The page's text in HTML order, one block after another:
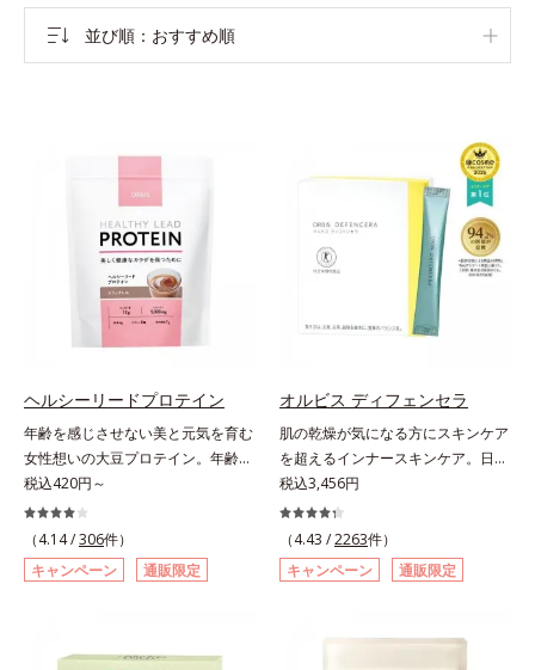
並び順 おすすめ順
ヘルシーリードプロテイン
年齢を感じさせない美と元気を育む
女性想いの大豆プロテイン。年齢を
感じさせない美と元気を育む、女性
想いの大豆プロテインです。1杯で
不足しがちなたんぱく質を補えま
す。大人女性の食習慣に基づき質と
量を考え、更年世代の女性に人気の
採用しました。吸収が穏やかで、腹
税込420円～
（4.14 /306件）
キャンペーン
通販限定
オルビス ディフェンセラ
肌の乾燥が気になる方にスキンケア
を超えるインナースキンケア。日本
初(*1)“肌にもトクホ(*2)”！肌の乾燥
が気になる方に。高純度に精製した
米胚芽由来のグルコシルセラミドを
配合。「肌の水分を逃しにくくする
ため、肌の乾燥が気になる方に適し
食品（トクホ）のインナースキンケ
税込3,456円
（4.43 /2263件）
キャンペーン
通販限定